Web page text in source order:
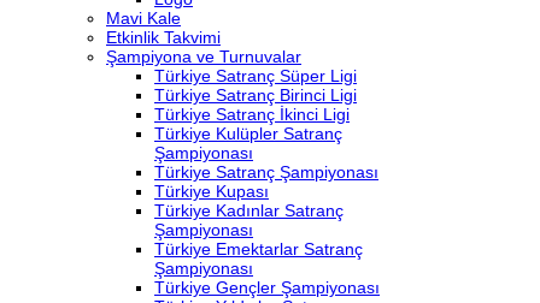
Mavi Kale
Etkinlik Takvimi
Şampiyona ve Turnuvalar
Türkiye Satranç Süper Ligi
Türkiye Satranç Birinci Ligi
Türkiye Satranç İkinci Ligi
Türkiye Kulüpler Satranç
Şampiyonası
Türkiye Satranç Şampiyonası
Türkiye Kupası
Türkiye Kadınlar Satranç
Şampiyonası
Türkiye Emektarlar Satranç
Şampiyonası
Türkiye Gençler Şampiyonası